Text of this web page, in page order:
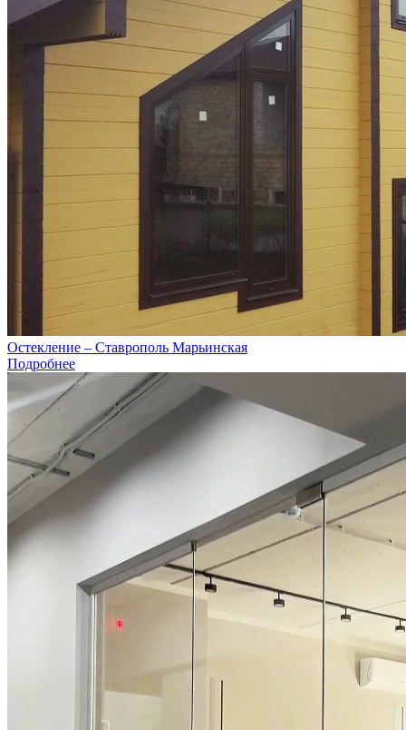
Остекление – Ставрополь Марьинская
Подробнее